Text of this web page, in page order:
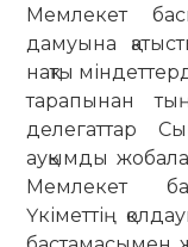
Мемлекет
дамуына
нақты
тарапынан
делегаттар
ауқымды
Мемлекет
Үкіметтің